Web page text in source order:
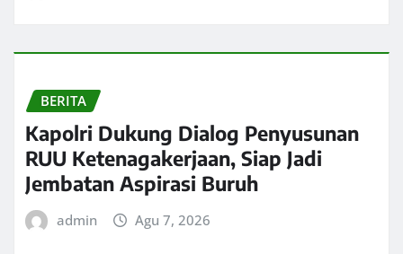
BERITA
Kapolri Dukung Dialog Penyusunan
RUU Ketenagakerjaan, Siap Jadi
Jembatan Aspirasi Buruh
admin Agu 7, 2026